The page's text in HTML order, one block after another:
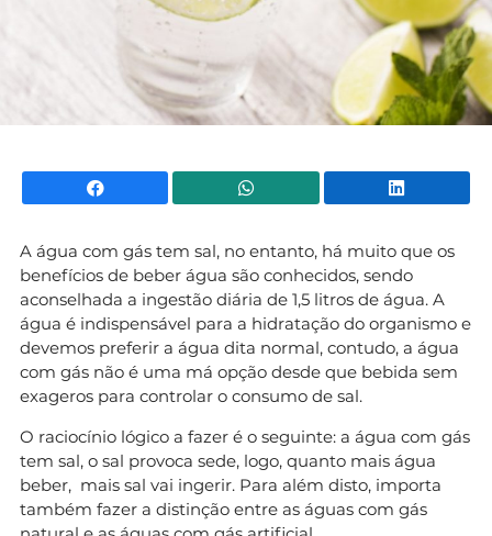
Facebook WhatsApp
A água com gás tem sal, no entanto, há muito que os
benefícios de beber água são conhecidos, sendo
aconselhada a ingestão diária de 1,5 litros de água. A
água é indispensável para a hidratação do organismo e
devemos preferir a água dita normal, contudo, a água
com gás não é uma má opção desde que bebida sem
exageros para controlar o consumo de sal.
O raciocínio lógico a fazer é o seguinte: a água com gás
tem sal, o sal provoca sede, logo, quanto mais água
beber, mais sal vai ingerir. Para além disto, importa
também fazer a distinção entre as águas com gás